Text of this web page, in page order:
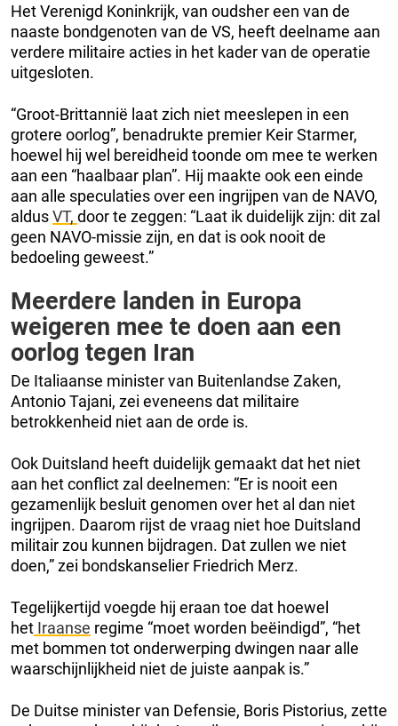
Het Verenigd Koninkrijk, van oudsher een van de
naaste bondgenoten van de VS, heeft deelname aan
verdere militaire acties in het kader van de operatie
uitgesloten.
“Groot-Brittannië laat zich niet meeslepen in een
grotere oorlog”, benadrukte premier Keir Starmer,
hoewel hij wel bereidheid toonde om mee te werken
aan een “haalbaar plan”. Hij maakte ook een einde
aan alle speculaties over een ingrijpen van de NAVO,
aldusVT, door te zeggen: “Laat ik duidelijk zijn: dit zal
geen NAVO-missie zijn, en dat is ook nooit de
bedoeling geweest.”
Meerdere landen in Europa
weigeren mee te doen aan een
oorlog tegen Iran
De Italiaanse minister van Buitenlandse Zaken,
Antonio Tajani, zei eveneens dat militaire
betrokkenheid niet aan de orde is.
Ook Duitsland heeft duidelijk gemaakt dat het niet
aan het conflict zal deelnemen: “Er is nooit een
gezamenlijk besluit genomen over het al dan niet
ingrijpen. Daarom rijst de vraag niet hoe Duitsland
militair zou kunnen bijdragen. Dat zullen we niet
doen,” zei bondskanselier Friedrich Merz.
Tegelijkertijd voegde hij eraan toe dat hoewel
het Iraanse regime “moet worden beëindigd”, “het
met bommen tot onderwerping dwingen naar alle
waarschijnlijkheid niet de juiste aanpak is.”
De Duitse minister van Defensie, Boris Pistorius, zette